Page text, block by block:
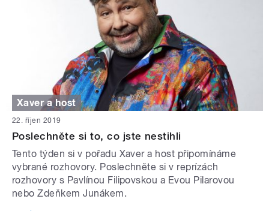
Xaver a host
22. říjen 2019
Poslechněte si to, co jste nestihli
Tento týden si v pořadu Xaver a host připomínáme
vybrané rozhovory. Poslechněte si v reprízách
rozhovory s Pavlínou Filipovskou a Evou Pilarovou
nebo Zdeňkem Junákem.